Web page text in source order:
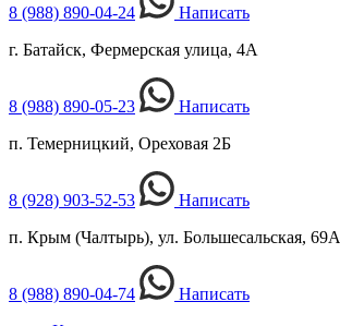
8 (988) 890-04-24
Написать
г. Батайск, Фермерская улица, 4А
8 (988) 890-05-23
Написать
п. Темерницкий, Ореховая 2Б
8 (928) 903-52-53
Написать
п. Крым (Чалтырь), ул. Большесальская, 69А
8 (988) 890-04-74
Написать